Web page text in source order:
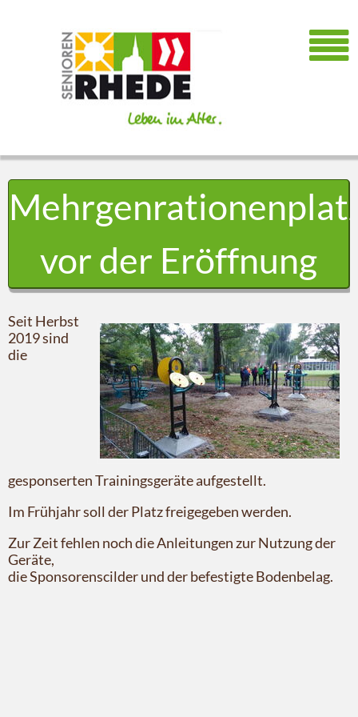
vor der Eröffnung
Seit Herbst
2019 sind
die
gesponserten Trainingsgeräte aufgestellt.
Im Frühjahr soll der Platz freigegeben werden.
Zur Zeit fehlen noch die Anleitungen zur Nutzung der
Geräte,
die Sponsorenscilder und der befestigte Bodenbelag.